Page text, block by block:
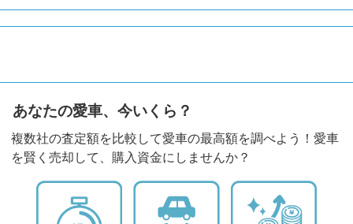
あなたの愛車、今いくら？
複数社の査定額を比較して愛車の最高額を調べよう！愛車
を賢く売却して、購入資金にしませんか？